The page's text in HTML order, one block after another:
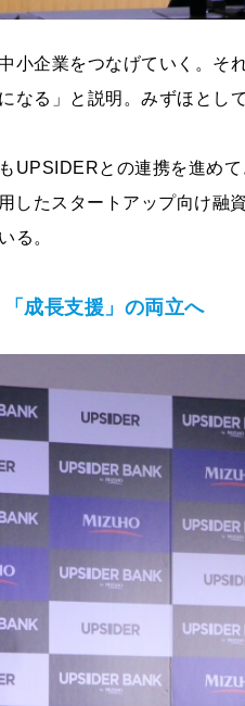
小企業をつなげていく。そ
なる」と説明。みずほとし
UPSIDERとの連携を進め
したスタートアップ向け融
る。
「成長支援」の両立へ